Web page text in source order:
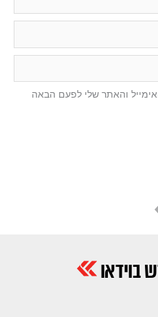
והאתר שלי לפעם הבאה
בוידאו